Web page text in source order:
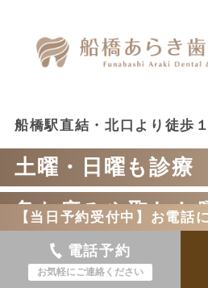
【当日予約受付中】お電話
電話予約
お気軽にご連絡ください
船橋駅直結・北口より徒歩
土曜・日曜も診療
急な痛みや取れた
当日予約・対応可能